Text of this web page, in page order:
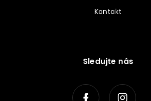
Kontakt
Sledujte nás